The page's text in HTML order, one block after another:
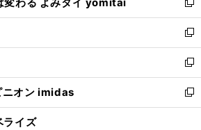
で
開
く
ド
ウ
で
開
く
ィ
ン
ド
ウ
で
開
く
い
ウ
ィ
ン
ド
ウ
で
開
新
し
い
ウ
ィ
ン
ド
ウ
新
し
い
ウ
ィ
ン
新
し
い
ウ
ニオン imidas
新
し
ライズ